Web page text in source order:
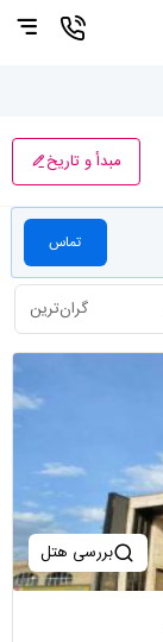
مبدأ و تاریخ
تماس
گران‌ترین
بررسی هتل